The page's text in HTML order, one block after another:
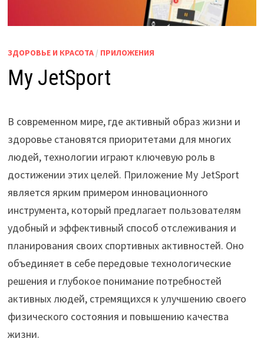
ЗДОРОВЬЕ И КРАСОТА / ПРИЛОЖЕНИЯ
My JetSport
В современном мире, где активный образ жизни и
здоровье становятся приоритетами для многих
людей, технологии играют ключевую роль в
достижении этих целей. Приложение My JetSport
является ярким примером инновационного
инструмента, который предлагает пользователям
удобный и эффективный способ отслеживания и
планирования своих спортивных активностей. Оно
объединяет в себе передовые технологические
решения и глубокое понимание потребностей
активных людей, стремящихся к улучшению своего
физического состояния и повышению качества
жизни.